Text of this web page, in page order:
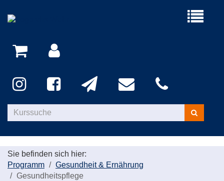
Menü
Kurse
suchen
Sie befinden sich hier:
Programm
Gesundheit & Ernährung
Gesundheitspflege